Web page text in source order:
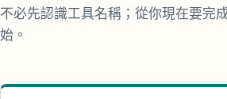
不必先認識工具名稱；從你現在要完
始。